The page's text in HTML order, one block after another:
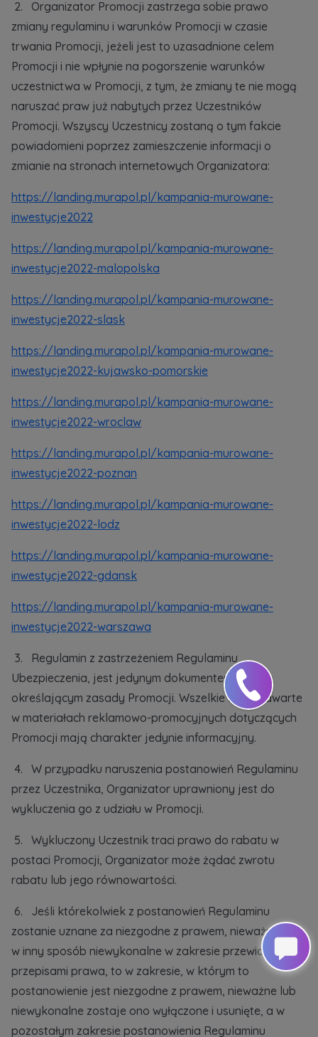
2. Organizator Promocji zastrzega sobie prawo
zmiany regulaminu i warunków Promocji w czasie
trwania Promocji, jeżeli jest to uzasadnione celem
Promocji i nie wpłynie na pogorszenie warunków
uczestnictwa w Promocji, z tym, że zmiany te nie mogą
naruszać praw już nabytych przez Uczestników
Promocji. Wszyscy Uczestnicy zostaną o tym fakcie
powiadomieni poprzez zamieszczenie informacji o
zmianie na stronach internetowych Organizatora:
https://landing.murapol.pl/kampania-murowane-
inwestycje2022
https://landing.murapol.pl/kampania-murowane-
inwestycje2022-malopolska
https://landing.murapol.pl/kampania-murowane-
inwestycje2022-slask
https://landing.murapol.pl/kampania-murowane-
inwestycje2022-kujawsko-pomorskie
https://landing.murapol.pl/kampania-murowane-
inwestycje2022-wroclaw
https://landing.murapol.pl/kampania-murowane-
inwestycje2022-poznan
https://landing.murapol.pl/kampania-murowane-
inwestycje2022-lodz
https://landing.murapol.pl/kampania-murowane-
inwestycje2022-gdansk
https://landing.murapol.pl/kampania-murowane-
inwestycje2022-warszawa
3. Regulamin z zastrzeżeniem Regulaminu
Ubezpieczenia, jest jedynym dokumentem
określającym zasady Promocji. Wszelkie treści zawarte
w materiałach reklamowo-promocyjnych dotyczących
Promocji mają charakter jedynie informacyjny.
4. W przypadku naruszenia postanowień Regulaminu
przez Uczestnika, Organizator uprawniony jest do
wykluczenia go z udziału w Promocji.
5. Wykluczony Uczestnik traci prawo do rabatu w
postaci Promocji, Organizator może żądać zwrotu
rabatu lub jego równowartości.
6. Jeśli którekolwiek z postanowień Regulaminu
zostanie uznane za niezgodne z prawem, nieważne lub
w inny sposób niewykonalne w zakresie przewidzianym
przepisami prawa, to w zakresie, w którym to
postanowienie jest niezgodne z prawem, nieważne lub
niewykonalne zostaje ono wyłączone i usunięte, a w
pozostałym zakresie postanowienia Regulaminu